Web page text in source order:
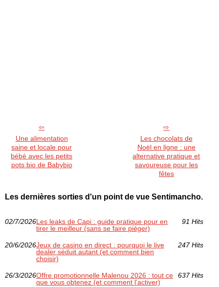
Une alimentation
saine et locale pour
bébé avec les petits
pots bio de Babybio
Les chocolats de
Noël en ligne : une
alternative pratique et
savoureuse pour les
fêtes
Les dernières sorties d'un point de vue Sentimancho.
02/7/2026Les leaks de Capi : guide pratique pour en
tirer le meilleur (sans se faire piéger)
91 Hits
20/6/2026Jeux de casino en direct : pourquoi le live
dealer séduit autant (et comment bien
choisir)
247 Hits
26/3/2026Offre promotionnelle Malenou 2026 : tout ce
que vous obtenez (et comment l’activer)
637 Hits